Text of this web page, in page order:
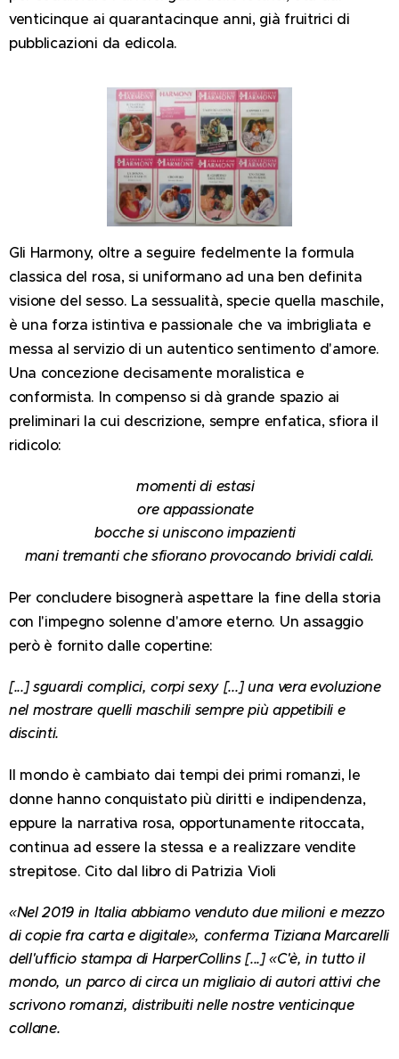
venticinque ai quarantacinque anni, già fruitrici di
pubblicazioni da edicola.
Gli Harmony, oltre a seguire fedelmente la formula
classica del rosa, si uniformano ad una ben definita
visione del sesso. La sessualità, specie quella maschile,
è una forza istintiva e passionale che va imbrigliata e
messa al servizio di un autentico sentimento d'amore.
Una concezione decisamente moralistica e
conformista. In compenso si dà grande spazio ai
preliminari la cui descrizione, sempre enfatica, sfiora il
ridicolo:
momenti di estasi
ore appassionate
bocche si uniscono impazienti
mani tremanti che sfiorano provocando brividi caldi.
Per concludere bisognerà aspettare la fine della storia
con l'impegno solenne d'amore eterno. Un assaggio
però è fornito dalle copertine:
[...] sguardi complici, corpi sexy [...] una vera evoluzione
nel mostrare quelli maschili sempre più appetibili e
discinti.
Il mondo è cambiato dai tempi dei primi romanzi, le
donne hanno conquistato più diritti e indipendenza,
eppure la narrativa rosa, opportunamente ritoccata,
continua ad essere la stessa e a realizzare vendite
strepitose. Cito dal libro di Patrizia Violi
«Nel 2019 in Italia abbiamo venduto due milioni e mezzo
di copie fra carta e digitale», conferma Tiziana Marcarelli
dell'ufficio stampa di HarperCollins [...] «C'è, in tutto il
mondo, un parco di circa un migliaio di autori attivi che
scrivono romanzi, distribuiti nelle nostre venticinque
collane.